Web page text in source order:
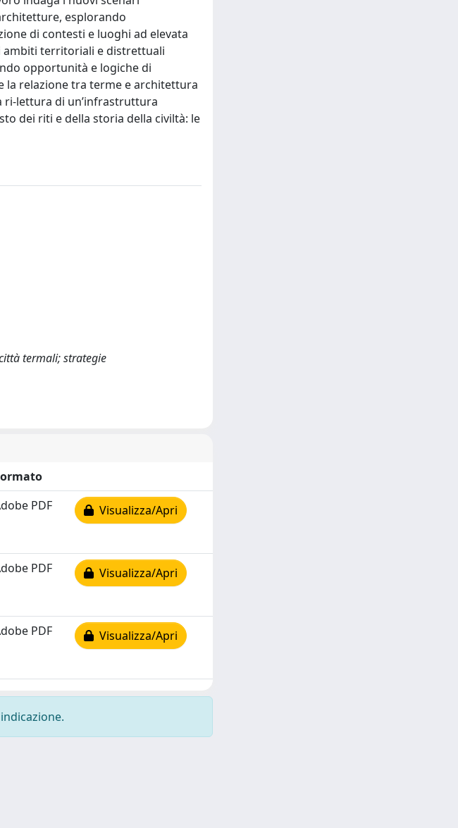
esplorando
di contesti e luoghi ad elevata
ambiti territoriali e distrettuali
opportunità e logiche di
la relazione tra terme e architettura
ri-lettura di un’infrastruttura
dei riti e della storia della civiltà: le
termali; strategie
PDF Visualizza/Apri
PDF Visualizza/Apri
PDF Visualizza/Apri